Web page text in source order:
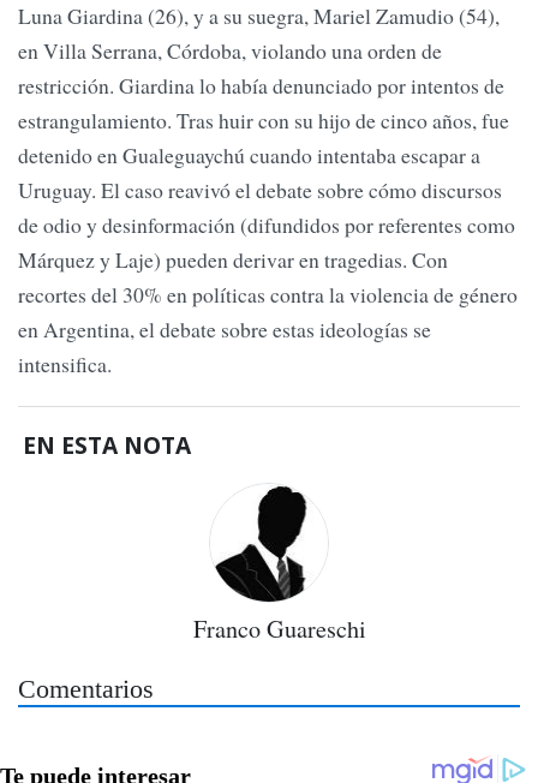
Luna Giardina (26), y a su suegra, Mariel Zamudio (54),
en Villa Serrana, Córdoba, violando una orden de
restricción. Giardina lo había denunciado por intentos de
estrangulamiento. Tras huir con su hijo de cinco años, fue
detenido en Gualeguaychú cuando intentaba escapar a
Uruguay. El caso reavivó el debate sobre cómo discursos
de odio y desinformación (difundidos por referentes como
Márquez y Laje) pueden derivar en tragedias. Con
recortes del 30% en políticas contra la violencia de género
en Argentina, el debate sobre estas ideologías se
intensifica.
EN ESTA NOTA
Franco Guareschi
Comentarios